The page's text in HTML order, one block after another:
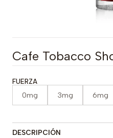
Cafe Tobacco
FUERZA
0mg 3mg 6mg
DESCRIPCIÓN